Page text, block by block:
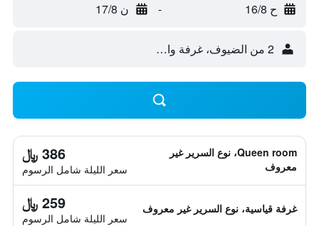
ح 16/8 - ن 17/8
2 من الضيوف، غرفة واحدة
Queen room، نوع السرير غير
معروف
386 ﷼
سعر الليلة شامل الرسوم
غرفة قياسية، نوع السرير غير معروف 259 ﷼
سعر الليلة شامل الرسوم